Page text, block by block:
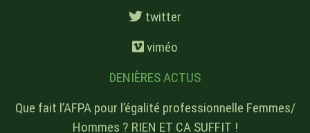
twitter
viméo
DENIÈRES ACTUS
Que fait l’AFPA pour l’égalité professionnelle Femmes/
Hommes ? RIEN ET CA SUFFIT !